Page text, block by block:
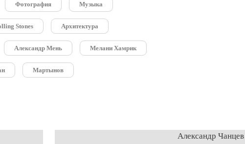
Фотография Музыка
Stones Архитектура
Александр Мень Мелани Хамрик
Мартынов
Александр Чанцев